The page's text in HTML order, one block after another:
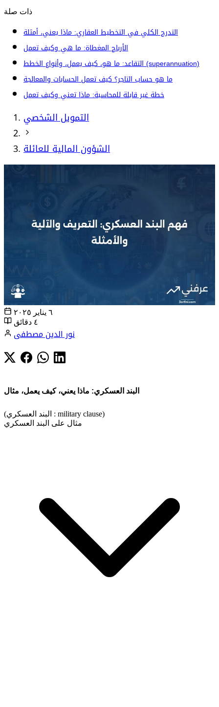
ذات صلة
التدرج الكلي في التخطيط العقاري: ماذا يعني، أمثلة
الأرباح المغطاة: ما هي وكيف تعمل
التقاعد: ما هو، كيف يعمل، وأنواع الخطط (superannuation)
ما هو حساب التاجر؟ كيف تعمل الحسابات والمعالجة
خطة غير قابلة للمحاسبة: ماذا تعني وكيف تعمل
التمويل الشخصي
الشؤون المالية للعائلة
٦ يناير ٢٠٢٥
٤ دقائق
نور الدين مصطفى
البند العسكري: ماذا يعني، كيف يعمل، مثال
(البند العسكري : military clause)
مثال على البند العسكري